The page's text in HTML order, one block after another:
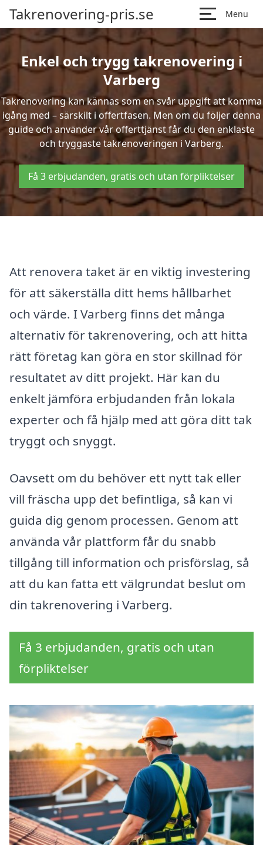
Takrenovering-pris.se Menu
Enkel och trygg takrenovering i
Varberg
Takrenovering kan kännas som en svår uppgift att komma
igång med – särskilt i offertfasen. Men om du följer denna
guide och använder vår offerttjänst får du den enklaste
och tryggaste takrenoveringen i Varberg.
Få 3 erbjudanden, gratis och utan förpliktelser
Att renovera taket är en viktig investering
för att säkerställa ditt hems hållbarhet
och värde. I Varberg finns det många
alternativ för takrenovering, och att hitta
rätt företag kan göra en stor skillnad för
resultatet av ditt projekt. Här kan du
enkelt jämföra erbjudanden från lokala
experter och få hjälp med att göra ditt tak
tryggt och snyggt.
Oavsett om du behöver ett nytt tak eller
vill fräscha upp det befintliga, så kan vi
guida dig genom processen. Genom att
använda vår plattform får du snabb
tillgång till information och prisförslag, så
att du kan fatta ett välgrundat beslut om
din takrenovering i Varberg.
Få 3 erbjudanden, gratis och utan
förpliktelser